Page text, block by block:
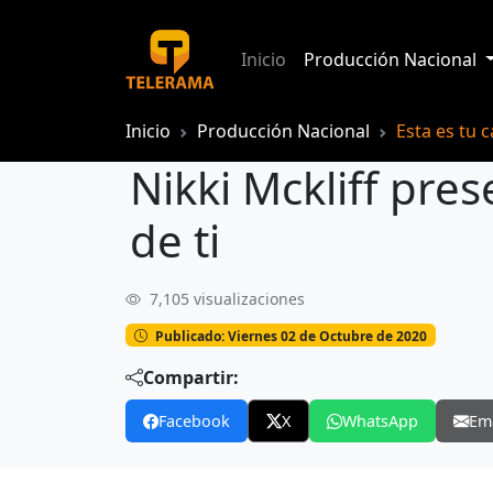
Inicio Producción Nacional
Inicio Producción Nacional Esta es tu
Nikki Mckliff
de ti
Nikki Mckliff presenta su nuevo tema
7,105 visualizaciones
Publicado: Viernes 02 de Octubre de 2020
Compartir:
Facebook X WhatsApp